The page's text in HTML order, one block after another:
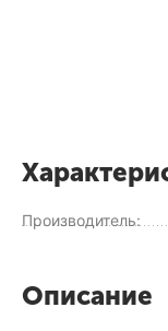
Производитель:
Описание